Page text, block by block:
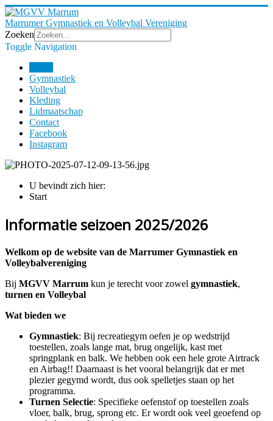
Marrumer Gymnastiek en Volleybal Vereniging
Zoeken
Toggle Navigation
Gymnastiek
Volleybal
Kleding
Lidmaatschap
Contact
Facebook
Instagram
U bevindt zich hier:
Start
Informatie seizoen 2025/2026
Welkom op de website van de Marrumer Gymnastiek en
Volleybalvereniging
Bij MGVV Marrum kun je terecht voor zowel gymnastiek,
turnen en Volleybal
Wat bieden we
Gymnastiek: Bij recreatiegym oefen je op wedstrijd
toestellen, zoals lange mat, brug ongelijk, kast met
springplank en balk. We hebben ook een hele grote Airtrack
en Airbag!! Daarnaast is het vooral belangrijk dat er met
plezier gegymd wordt, dus ook spelletjes staan op het
programma.
Turnen Selectie: Specifieke oefenstof op toestellen zoals
vloer, balk, brug, sprong etc. Er wordt ook veel geoefend op